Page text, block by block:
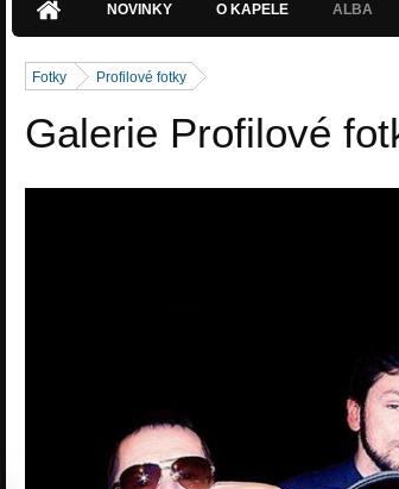
NOVINKY O KAPELE ALBA
Fotky Profilové fotky
Galerie Profilové